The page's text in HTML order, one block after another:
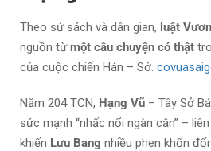
Theo sử sách và dân gian, luật
nguồn từmột câu chuyện có thật
của cuộc chiến Hán – Sở.
Năm 204 TCN, Hạng Vũ – Tây Sở
sức mạnh “nhấc nổi ngàn cân” –
khiến Lưu Bang nhiều phen khốn